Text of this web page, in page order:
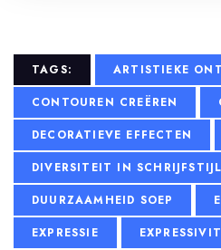
TAGS:
ARTISTIEKE
CONTOUREN CREËREN
DECORATIEVE EFFECTEN
DIVERSITEIT IN
DUURZAAMHEID SOEP
EXPRESSIE